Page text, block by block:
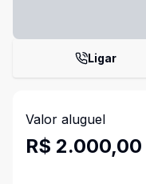
Ligar
Valor aluguel
R$ 2.000,00